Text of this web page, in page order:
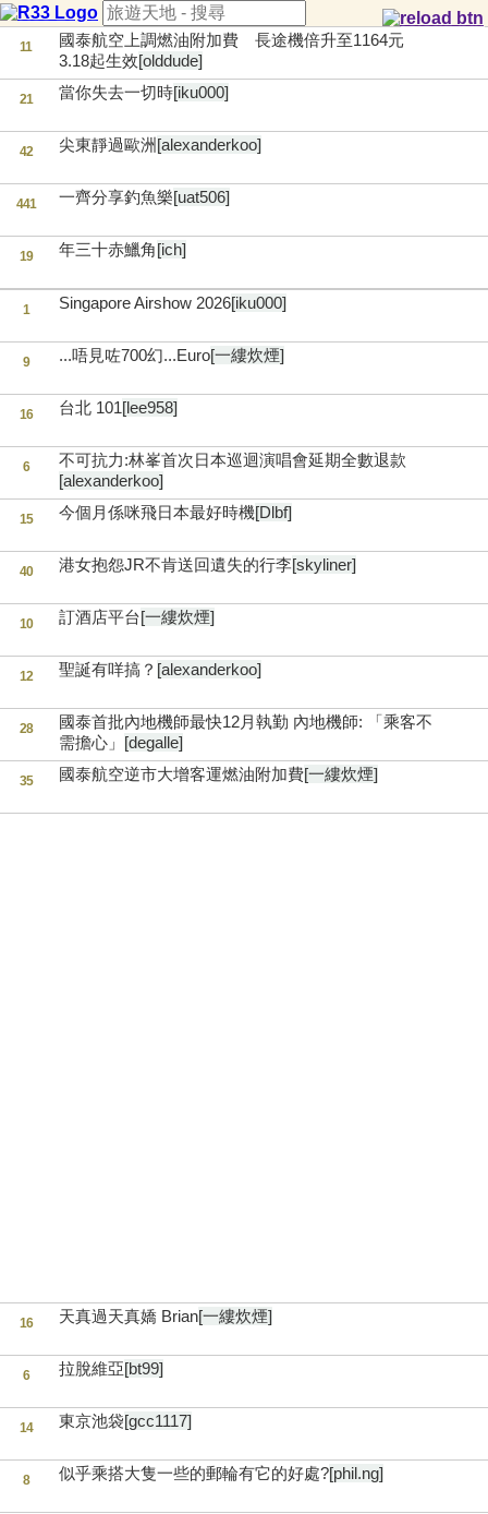
11
國泰航空上調燃油附加費 長途機倍升至1164元
3.18起生效[olddude]
21 當你失去一切時[iku000]
42 尖東靜過歐洲 [alexanderkoo]
441 一齊分享釣魚樂[uat506]
19 年三十赤鱲角[ich]
1 Singapore Airshow 2026[iku000]
9 ...唔見咗700幻...Euro[一縷炊煙]
16 台北 101[lee958]
6
不可抗力:林峯首次日本巡迴演唱會延期全數退款
[alexanderkoo]
15 今個月係咪飛日本最好時機[Dlbf]
40 港女抱怨JR不肯送回遺失的行李[skyliner]
10 訂酒店平台[一縷炊煙]
12 聖誕有咩搞？ [alexanderkoo]
28
國泰首批內地機師最快12月執勤 內地機師: 「乘客不
需擔心」 [degalle]
35 國泰航空逆市大增客運燃油附加費[一縷炊煙]
16 天真過天真嬌 Brian[一縷炊煙]
6 拉脫維亞[bt99]
14 東京池袋[gcc1117]
8 似乎乘搭大隻一些的郵輪有它的好處?[phil.ng]